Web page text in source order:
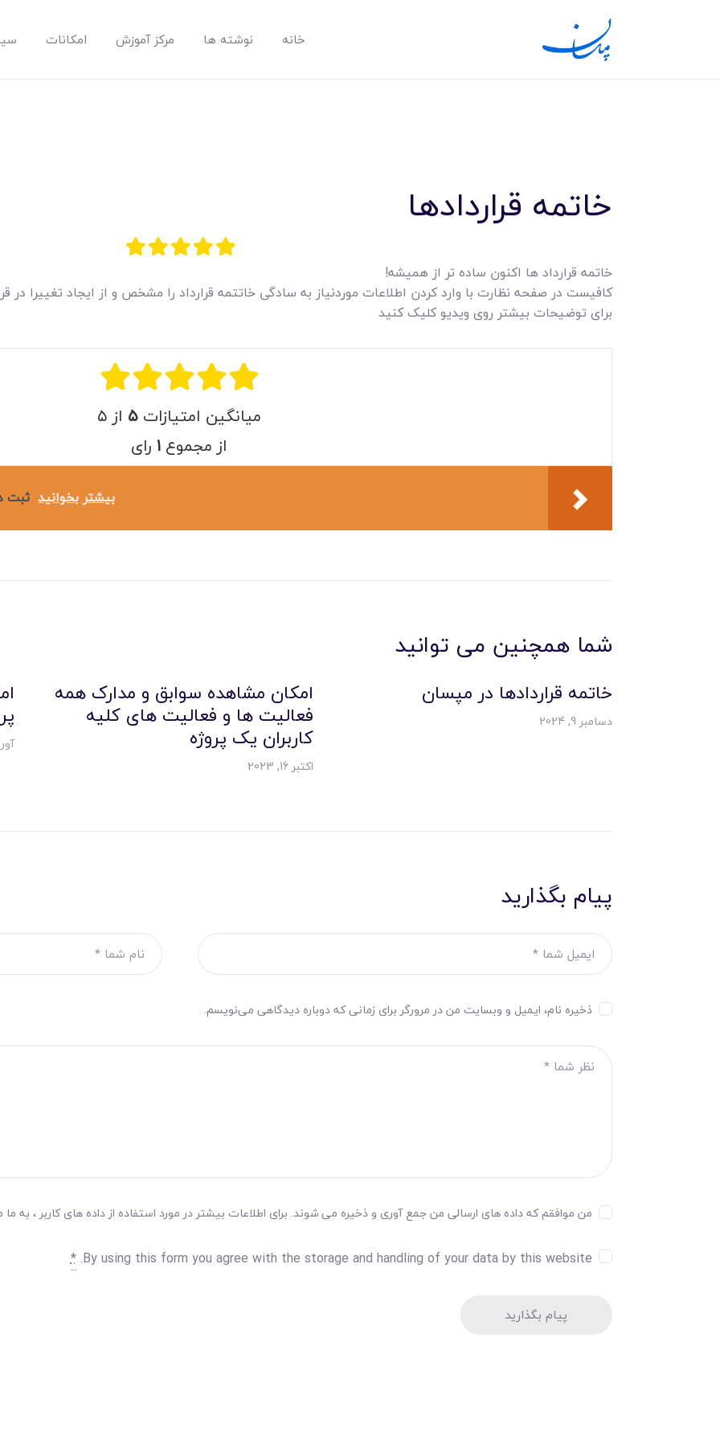
خانه نوشته ها مرکز آموزش امکانات
امکانات
سیستم ها
لیست قیمت محصولات
خاتمه قراردادها
خاتمه قرارداد ها اکنون ساده تر از همیشه!
کافیست در صفحه نظارت با وارد کردن اطلاعات موردنیاز به سادگی خاتتمه قرارداد را مشخص و از ایجاد تغییرا در
برای توضیحات بیشتر روی ویدیو کلیک کنید
میانگین امتیازات ۵ از ۵
از مجموع ۱ رای
بیشتر بخوانید ثبت
شما همچنین می توانید
خاتمه قراردادها در مپسان
دسامبر 9, 2024
امکان مشاهده سوابق و مدارک همه
فعالیت ها و فعالیت های کلیه
کاربران یک پروژه
اکتبر 16, 2023
آوریل
پیام بگذارید
ذخیره نام، ایمیل و وبسایت من در مرورگر برای زمانی که دوباره دیدگاهی می‌نویسم.
من موافقم که داده های ارسالی من جمع آوری و ذخیره می شوند. برای اطلاعات بیشتر در مورد استفاده از داده های کاربر ، به ما
By using this form you agree with the storage and handling of your data by this website.
*